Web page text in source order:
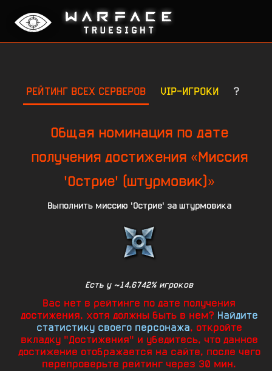
РЕЙТИНГ ВСЕХ СЕРВЕРОВ VIP-ИГРОКИ ?
Общая номинация по дате
получения достижения «Миссия
'Острие' (штурмовик)»
Выполнить миссию 'Острие' за штурмовика
Есть у ~14.6742% игроков
Вас нет в рейтинге по дате получения
достижения, хотя должны быть в нем? Найдите
статистику своего персонажа, откройте
вкладку "Достижения" и убедитесь, что данное
достижение отображается на сайте, после чего
перепроверьте рейтинг через 30 мин.